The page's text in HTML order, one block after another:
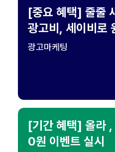
[중요 혜택] 줄줄
광고비, 세이비로
광고마케팅
[기간 혜택] 올라
0원 이벤트 실시